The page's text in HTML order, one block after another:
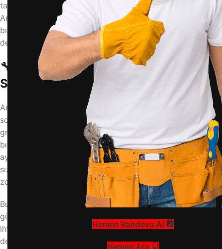
Hemen Randevu Al
Hemen Ara
tavsiyeleriyle bıçak değişimini evde yapın.
Arçelik blender, arçelik blender bıçağı sökme, blender
bıçağı temizleme, arçelik blender bakımı, blender bıçak
değişimi
🔧 Arçelik Blender Bıçağı Neden
Sökülür? Giriş
Arçelik blender kullanıcılarının en sık karşılaştığı
sorunlardan biri, özellikle yoğun kullanım sonrası bıçak
grubunun tıkanması veya performans kaybıdır. Blender
bıçağını sökmek, sadece derinlemesine temizlik için değil,
aynı zamanda aşınmış bıçakların değişimi veya contadaki
sızıntıları gidermek için de gereklidir. Bu işlem ilk bakışta
zor görünse de doğru adımlar izlendiğinde oldukça basittir.
Bu kapsamlı rehberde, Arçelik blender bıçağını nasıl
güvenli bir şekilde sökebileceğinizi, hangi aletlere
ihtiyacınız olduğunu ve sık yapılan hataları
detaylandıracağız. Unutmayın, yanlış bir müdahale